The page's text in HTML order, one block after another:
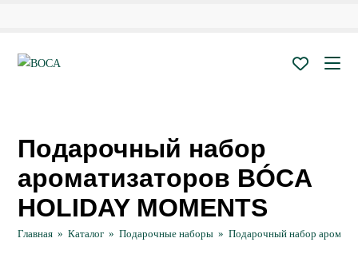
Подарочный набор
ароматизаторов BÓCA
HOLIDAY MOMENTS
Главная » Каталог » Подарочные наборы » Подарочный набор